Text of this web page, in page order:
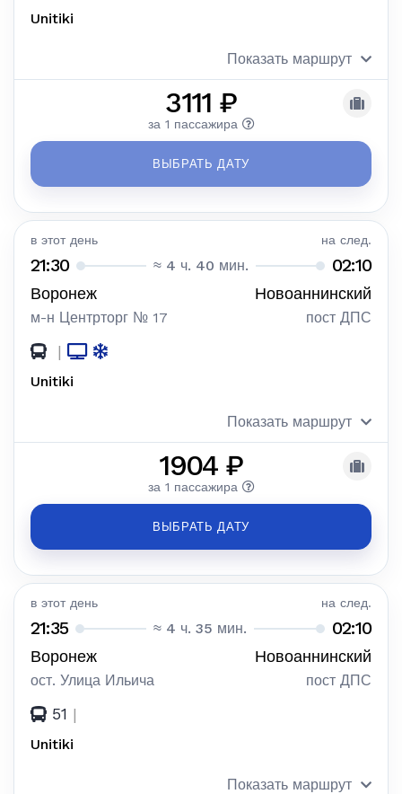
Unitiki
Показать маршрут
3111 ₽
за 1 пассажира
ВЫБРАТЬ ДАТУ
в этот день на след.
21:30 ≈ 4 ч. 40 мин. 02:10
Воронеж Новоаннинский
м-н Центрторг № 17 пост ДПС
|
Unitiki
Показать маршрут
1904 ₽
за 1 пассажира
ВЫБРАТЬ ДАТУ
в этот день на след.
21:35 ≈ 4 ч. 35 мин. 02:10
Воронеж Новоаннинский
ост. Улица Ильича пост ДПС
51 |
Unitiki
Показать маршрут